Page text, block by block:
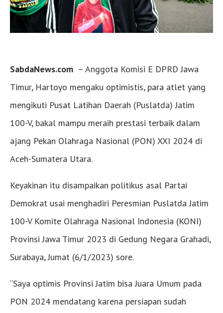
SabdaNews.com – Anggota Komisi E DPRD Jawa
Timur, Hartoyo mengaku optimistis, para atlet yang
mengikuti Pusat Latihan Daerah (Puslatda) Jatim
100-V, bakal mampu meraih prestasi terbaik dalam
ajang Pekan Olahraga Nasional (PON) XXI 2024 di
Aceh-Sumatera Utara.
Keyakinan itu disampaikan politikus asal Partai
Demokrat usai menghadiri Peresmian Puslatda Jatim
100-V Komite Olahraga Nasional Indonesia (KONI)
Provinsi Jawa Timur 2023 di Gedung Negara Grahadi,
Surabaya, Jumat (6/1/2023) sore.
“Saya optimis Provinsi Jatim bisa Juara Umum pada
PON 2024 mendatang karena persiapan sudah